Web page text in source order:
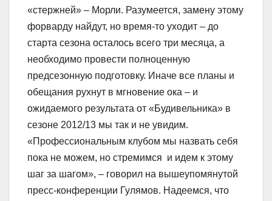
«стержней» – Морли. Разумеется, замену этому
форварду найдут, но время-то уходит – до
старта сезона осталось всего три месяца, а
необходимо провести полноценную
предсезонную подготовку. Иначе все планы и
обещания рухнут в мгновение ока – и
ожидаемого результата от «Будивельника» в
сезоне 2012/13 мы так и не увидим.
«Профессиональным клубом мы назвать себя
пока не можем, но стремимся и идем к этому
шаг за шагом», – говорил на вышеупомянутой
пресс-конференции Гулямов. Надеемся, что